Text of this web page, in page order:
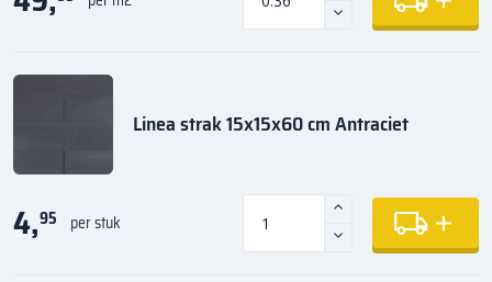
Linea strak 15x15x60 cm Antraciet
4,95 per stuk